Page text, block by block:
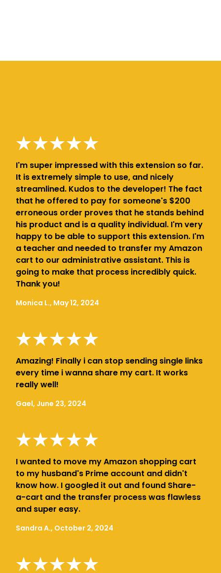
I'm super impressed with this extension so far.
It is extremely simple to use, and nicely
streamlined. Kudos to the developer! The fact
that he offered to pay for someone's $200
erroneous order proves that he stands behind
his product and is a quality individual. I'm very
happy to be able to support this extension. I'm
a teacher and needed to transfer my Amazon
cart to our administrative assistant. This is
going to make that process incredibly quick.
Thank you!
Monica L., May 12, 2024
Amazing! Finally i can stop sending single links
every time i wanna share my cart. It works
really well!
Gael, June 23, 2024
I wanted to move my Amazon shopping cart
to my husband's Prime account and didn't
know how. I googled it out and found Share-
a-cart and the transfer process was flawless
and super easy.
Sandra A., October 2, 2024